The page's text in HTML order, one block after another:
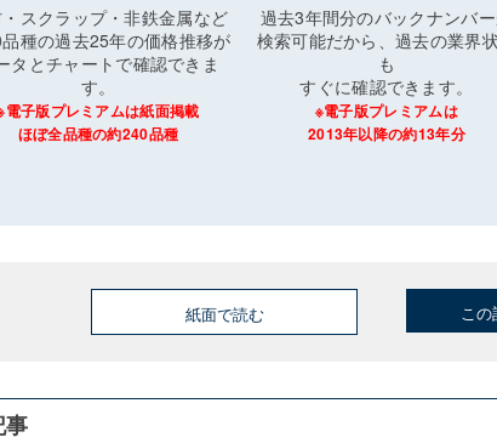
スクラップ・非鉄金属など
種の過去25年の価格推移が
タとチャートで確認できま
す。
電子版プレミアムは紙面掲載
ほぼ全品種の約240品種
過去3年間分のバックナンバ
検索可能だから、過去の業界
も
すぐに確認できます。
※電子版プレミアムは
2013年以降の約13年分
紙面で読む こ
事